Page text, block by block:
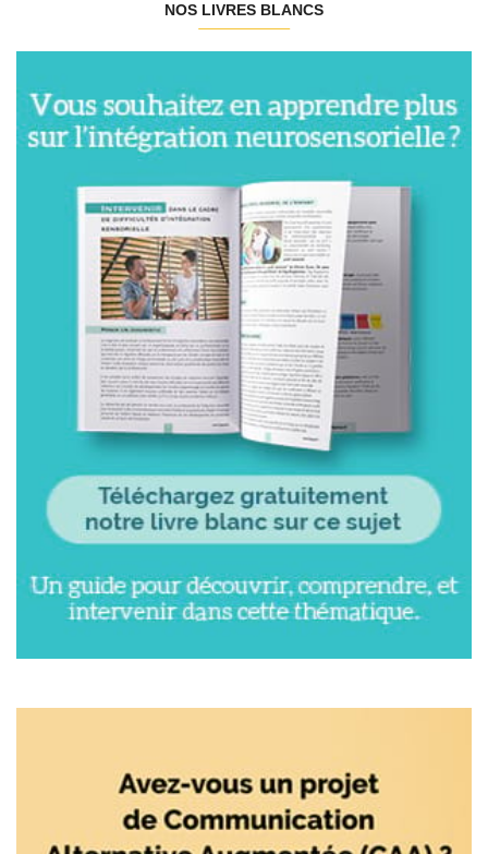
NOS LIVRES BLANCS